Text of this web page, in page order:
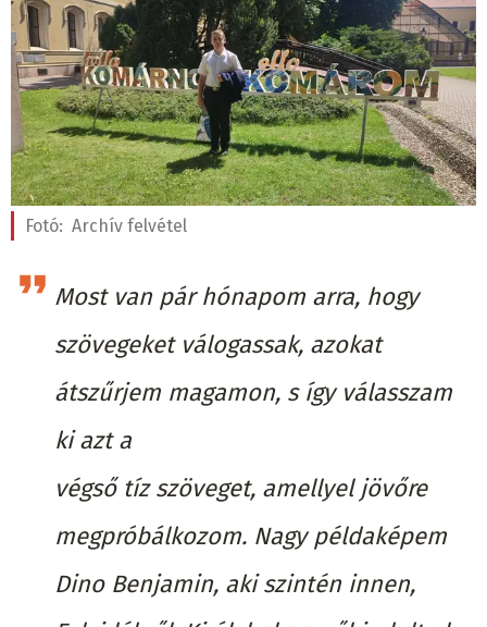
Fotó: Archív felvétel
Most van pár hónapom arra, hogy
szövegeket válogassak, azokat
átszűrjem magamon, s így válasszam
ki azt a
végső tíz szöveget, amellyel jövőre
megpróbálkozom. Nagy példaképem
Dino Benjamin, aki szintén innen,